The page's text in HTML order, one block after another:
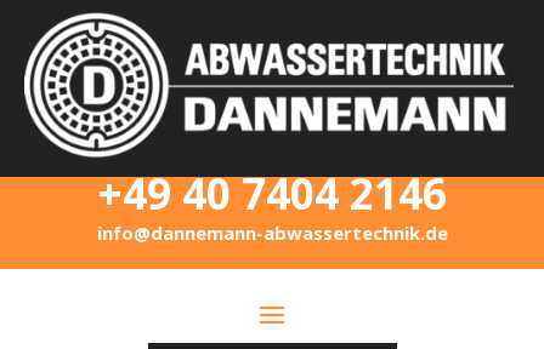
+49 40 7404 2146
info@dannemann-abwassertechnik.de